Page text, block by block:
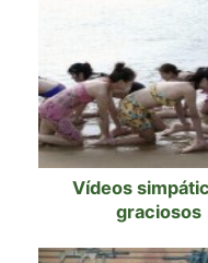
Vídeos
graciosos